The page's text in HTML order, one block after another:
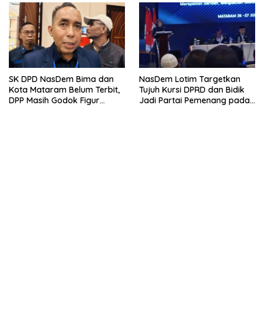
SK DPD NasDem Bima dan
Kota Mataram Belum Terbit,
DPP Masih Godok Figur
NasDem Lotim Targetkan
Tujuh Kursi DPRD dan Bidik
Jadi Partai Pemenang pada